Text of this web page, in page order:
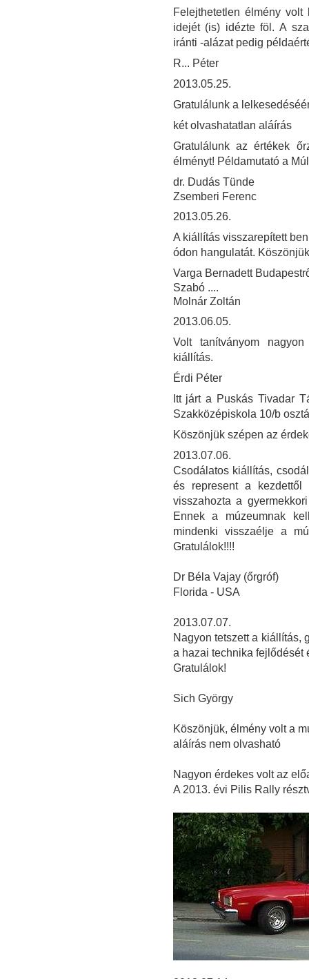
Felejthetetlen élmény
idejét (is) idézte föl. A
iránti -alázat pedig
R... Péter
2013.05.25.
Gratulálunk a
két olvashatatlan aláírás
Gratulálunk az értékek
élményt! Példamutató a
dr. Dudás Tünde
Zsemberi Ferenc
2013.05.26.
A kiállítás visszarepített
ódon hangulatát.
Varga Bernadett
Szabó ....
Molnár Zoltán
2013.06.05.
Volt tanítványom
kiállítás.
Érdi Péter
Itt járt a Puskás Tivadar
Szakközépiskola 10/b
Köszönjük szépen az
2013.07.06.
Csodálatos kiállítás,
és represent a
visszahozta a
Ennek a múzeumnak
mindenki visszaélje a
Gratulálok!!!!
Dr Béla Vajay (őrgróf)
Florida - USA
2013.07.07.
Nagyon tetszett a kiállítás,
a hazai technika fejlődését
Gratulálok!
Sich György
Köszönjük, élmény volt a
aláírás nem olvasható
Nagyon érdekes volt az
A 2013. évi Pilis Rally